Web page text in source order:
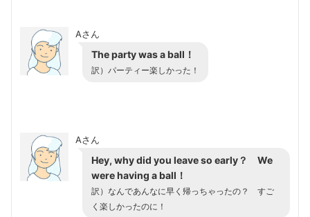
Aさん
The party was a ball！
訳）パーティー楽しかった！
Aさん
Hey, why did you leave so early？ We
were having a ball！
訳）なんであんなに早く帰っちゃったの？ すご
く楽しかったのに！